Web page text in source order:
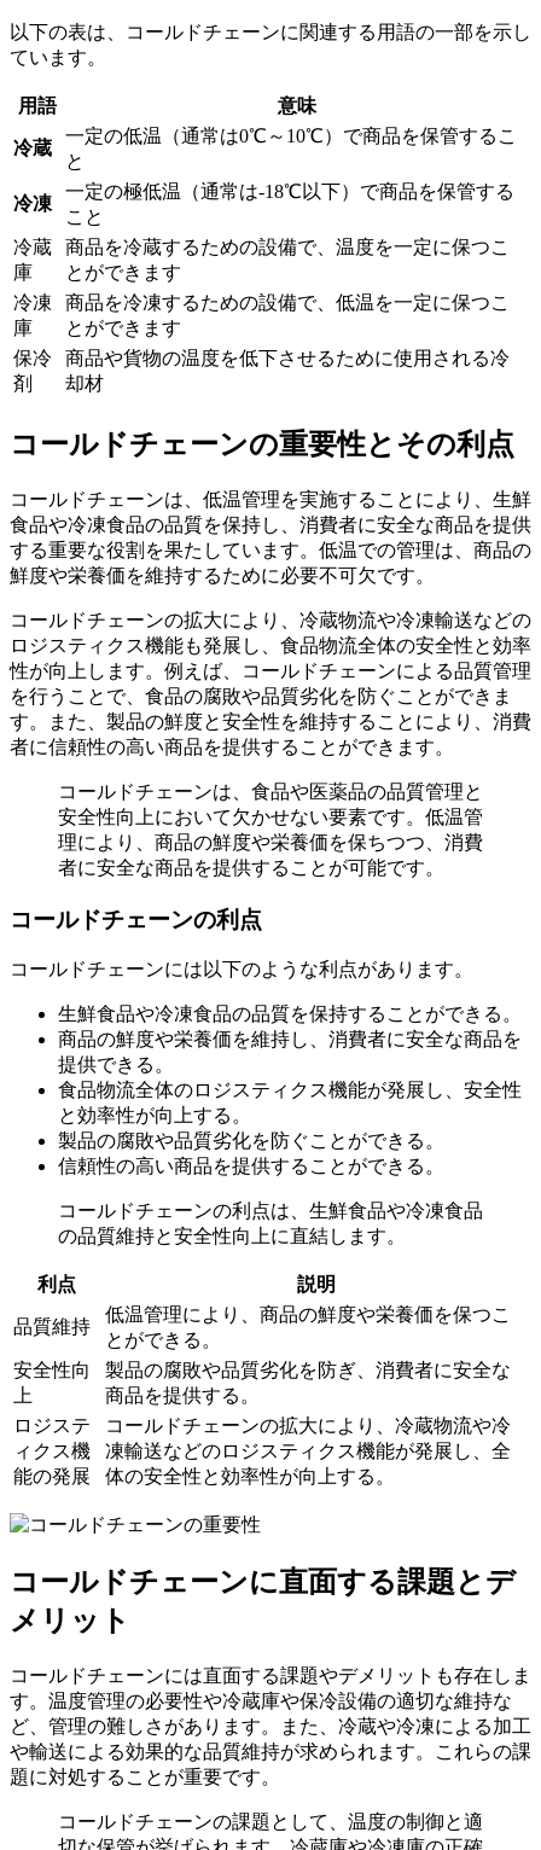
以下の表は、コールドチェーンに関連する用語の一部を示し
ています。
用語 意味
冷蔵
一定の低温（通常は0℃～10℃）で商品を保管するこ
と
冷凍
一定の極低温（通常は-18℃以下）で商品を保管する
こと
冷蔵
庫
商品を冷蔵するための設備で、温度を一定に保つこ
とができます
冷凍
庫
商品を冷凍するための設備で、低温を一定に保つこ
とができます
保冷
剤
商品や貨物の温度を低下させるために使用される冷
却材
コールドチェーンの重要性とその利点
コールドチェーンは、低温管理を実施することにより、生鮮
食品や冷凍食品の品質を保持し、消費者に安全な商品を提供
する重要な役割を果たしています。低温での管理は、商品の
鮮度や栄養価を維持するために必要不可欠です。
コールドチェーンの拡大により、冷蔵物流や冷凍輸送などの
ロジスティクス機能も発展し、食品物流全体の安全性と効率
性が向上します。例えば、コールドチェーンによる品質管理
を行うことで、食品の腐敗や品質劣化を防ぐことができま
す。また、製品の鮮度と安全性を維持することにより、消費
者に信頼性の高い商品を提供することができます。
コールドチェーンは、食品や医薬品の品質管理と
安全性向上において欠かせない要素です。低温管
理により、商品の鮮度や栄養価を保ちつつ、消費
者に安全な商品を提供することが可能です。
コールドチェーンの利点
コールドチェーンには以下のような利点があります。
生鮮食品や冷凍食品の品質を保持することができる。
商品の鮮度や栄養価を維持し、消費者に安全な商品を
提供できる。
食品物流全体のロジスティクス機能が発展し、安全性
と効率性が向上する。
製品の腐敗や品質劣化を防ぐことができる。
信頼性の高い商品を提供することができる。
コールドチェーンの利点は、生鮮食品や冷凍食品
の品質維持と安全性向上に直結します。
利点 説明
品質維持
低温管理により、商品の鮮度や栄養価を保つこ
とができる。
安全性向
上
製品の腐敗や品質劣化を防ぎ、消費者に安全な
商品を提供する。
ロジステ
ィクス機
能の発展
コールドチェーンの拡大により、冷蔵物流や冷
凍輸送などのロジスティクス機能が発展し、全
体の安全性と効率性が向上する。
コールドチェーンに直面する課題とデ
メリット
コールドチェーンには直面する課題やデメリットも存在しま
す。温度管理の必要性や冷蔵庫や保冷設備の適切な維持な
ど、管理の難しさがあります。また、冷蔵や冷凍による加工
や輸送による効果的な品質維持が求められます。これらの課
題に対処することが重要です。
コールドチェーンの課題として、温度の制御と適